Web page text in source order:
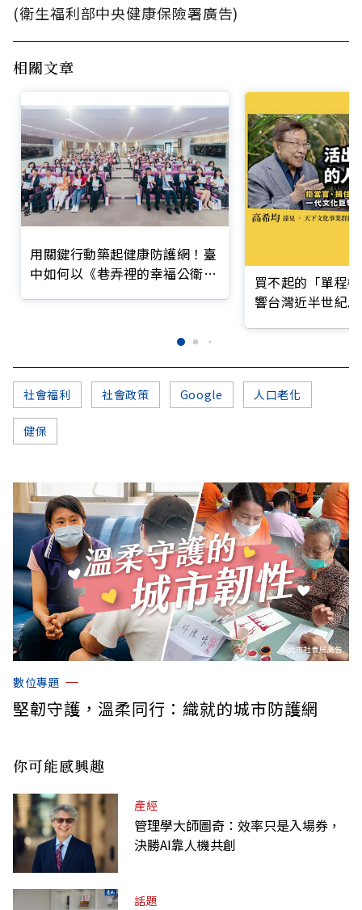
(衛生福利部中央健康保險署廣告)
相關文章
用關鍵行動築起健康防護網！臺
中如何以《巷弄裡的幸福公衛》
買不起的「單程
響台灣近半世紀
社會福利 社會政策 Google 人口老化
健保
數位專題
堅韌守護，溫柔同行：織就的城市防護網
你可能感興趣
產經
管理學大師圖奇：效率只是入場券，
決勝AI靠人機共創
話題